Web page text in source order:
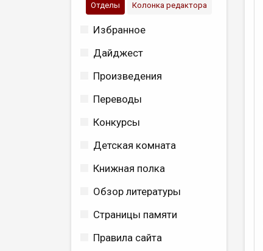
Отделы Колонка редактора
Избранное
Дайджест
Произведения
Переводы
Конкурсы
Детская комната
Книжная полка
Обзор литературы
Страницы памяти
Правила сайта